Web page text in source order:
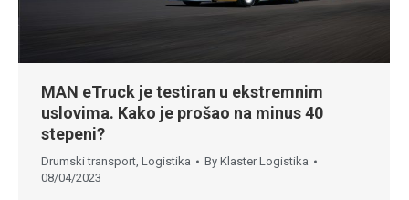
MAN eTruck je testiran u ekstremnim
uslovima. Kako je prošao na minus 40
stepeni?
Drumski transport Logistika By Klaster Logistika
08/04/2023